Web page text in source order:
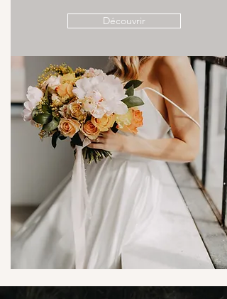
Découvrir